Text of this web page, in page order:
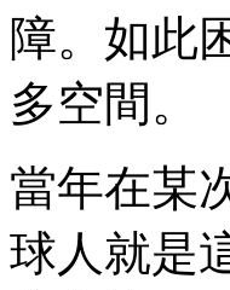
障 。如此
多空間 。
當年在某
球人就是